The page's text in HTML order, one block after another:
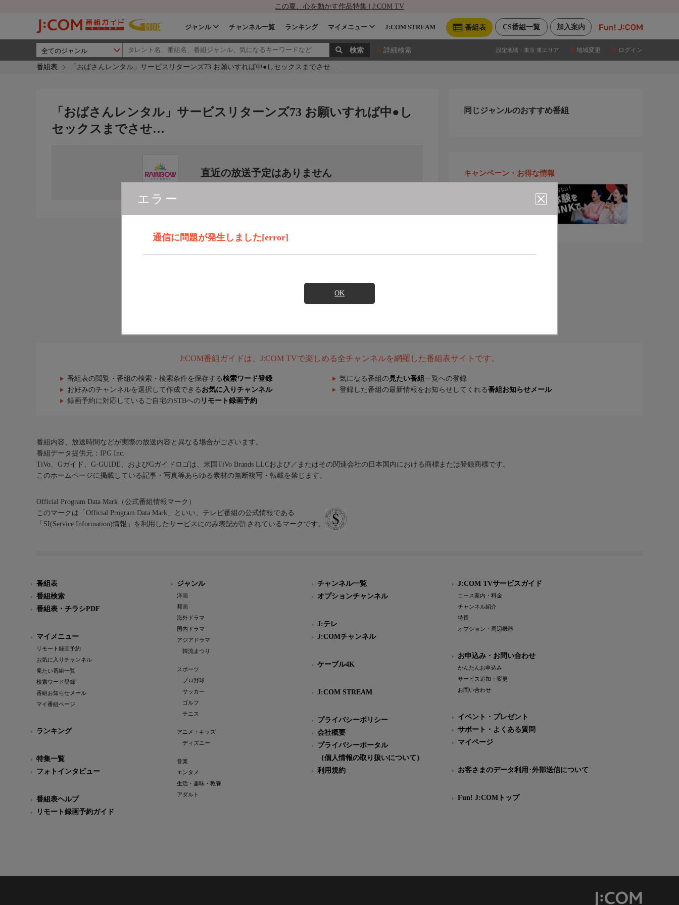
この夏、心を動かす作品特集 | J:COM TV
加入案内
CS番組一覧
番組表
ジャンル チャンネル一覧 ランキング マイメニュー J:COM STREAM
詳細検索 設定地域： 東京 東エリア 地域変更 ログイン
番組表 「おばさんレンタル」サービスリターンズ73 お願いすれば中●しセックスまでさせ…
エラー
通信に問題が発生しました[error]
OK
「おばさんレンタル」サービスリターンズ73 お願いすれば中●し
セックスまでさせ…
直近の放送予定はありません
同じジャンルのおすすめ番組
キャンペーン・お得な情報
J:COM番組ガイドは、J:COM TVで楽しめる全チャンネルを網羅した番組表サイトです。
番組表の閲覧・番組の検索・検索条件を保存する検索ワード登録 気になる番組の 見たい番組 一覧への登録
お好みのチャンネルを選択して作成できる お気に入りチャンネル 登録した番組の最新情報をお知らせしてくれる番組お知らせメール
録画予約に対応しているご自宅のSTBへの リモート録画予約
番組内容、放送時間などが実際の放送内容と異なる場合がございます。
番組データ提供元：IPG Inc.
TiVo、Gガイド、G-GUIDE、およびGガイドロゴは、米国TiVo Brands LLCおよび／またはその関連会社の日本国内における商標または登録商標です。
このホームページに掲載している記事・写真等あらゆる素材の無断複写・転載を禁じます。
Official Program Data Mark（公式番組情報マーク）
このマークは「Official Program Data Mark」といい、テレビ番組の公式情報である
「SI(Service Information)情報」を利用したサービスにのみ表記が許されているマークです。
番組表
番組検索
番組表・チラシPDF
マイメニュー
リモート録画予約
お気に入りチャンネル
見たい番組一覧
検索ワード登録
番組お知らせメール
マイ番組ページ
ランキング
特集一覧
フォトインタビュー
番組表ヘルプ
リモート録画予約ガイド
ジャンル
洋画
邦画
海外ドラマ
国内ドラマ
アジアドラマ
韓流まつり
スポーツ
プロ野球
サッカー
ゴルフ
テニス
アニメ・キッズ
ディズニー
音楽
エンタメ
生活・趣味・教養
アダルト
チャンネル一覧
オプションチャンネル
J:テレ
J:COMチャンネル
ケーブル4K
J:COM STREAM
プライバシーポリシー
会社概要
プライバシーポータル
（個人情報の取り扱いについて）
利用規約
J:COM TVサービスガイド
コース案内・料金
チャンネル紹介
特長
オプション・周辺機器
お申込み・お問い合わせ
かんたんお申込み
サービス追加・変更
お問い合わせ
イベント・プレゼント
サポート・よくある質問
マイページ
お客さまのデータ利用･外部送信について
Fun! J:COMトップ